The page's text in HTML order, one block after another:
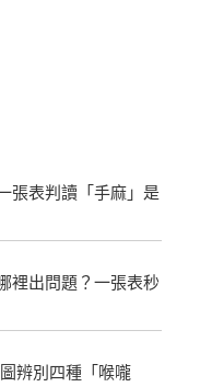
張表判讀「手麻」是
裡出問題？一張表秒
辨別四種「喉嚨